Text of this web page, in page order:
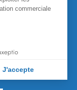
commerciale
J'accepte